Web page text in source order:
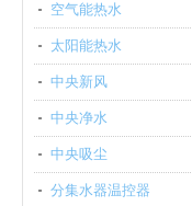
空气能热水
太阳能热水
中央新风
中央净水
中央吸尘
分集水器温控器